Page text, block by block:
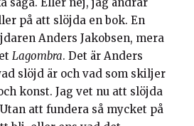
på att slöjda en bok. En
Anders Jakobsen, mera
Lagombra. Det är Anders
slöjd är och vad som skiljer
konst. Jag vet nu att slöjda
att fundera så mycket på